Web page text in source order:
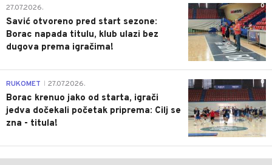
0
27.07.2026.
Savić otvoreno pred start sezone:
Borac napada titulu, klub ulazi bez
dugova prema igračima!
0
RUKOMET 27.07.2026.
Borac krenuo jako od starta, igrači
jedva dočekali početak priprema: Cilj se
zna - titula!